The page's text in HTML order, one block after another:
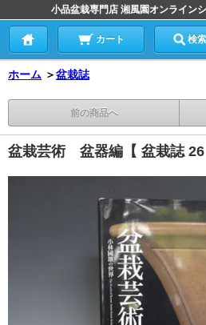
小品盆栽専門店 湘風園オンライン
カート 検索
ホーム ＞盆栽誌
前の商品へ
盆栽芸術 盆器編【 盆栽誌 26